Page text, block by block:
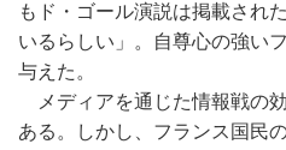
もド・ゴール演説は掲載され
いるらしい」。自尊心の強い
与えた。
メディアを通じた情報戦の
ある。しかし、フランス国民